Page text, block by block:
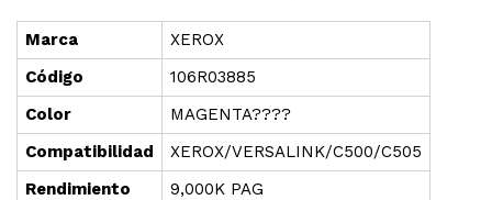
Marca
XEROX
Código
106R03885
Color
MAGENTA????
Compatibilidad
XEROX/VERSALINK/C500/C505
Rendimiento
9,000K PAG